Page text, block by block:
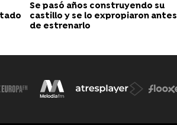
Se pasó años construyendo su
castillo y se lo expropiaron antes
de estrenarlo